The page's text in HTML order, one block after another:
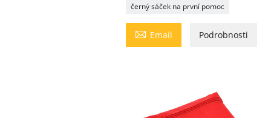
černý sáček na první pomoc
 Email Podrobnosti